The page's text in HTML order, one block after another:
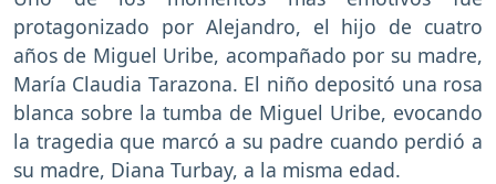
protagonizado por Alejandro, el hijo de cuatro
años de Miguel Uribe, acompañado por su madre,
María Claudia Tarazona. El niño depositó una rosa
blanca sobre la tumba de Miguel Uribe, evocando
la tragedia que marcó a su padre cuando perdió a
su madre, Diana Turbay, a la misma edad.